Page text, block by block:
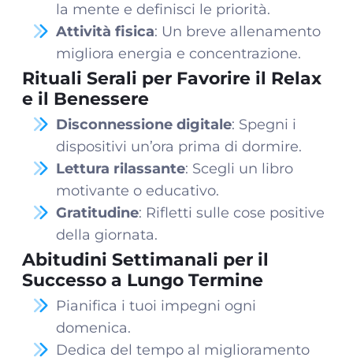
la mente e definisci le priorità.
Attività fisica: Un breve allenamento
migliora energia e concentrazione.
Rituali Serali per Favorire il Relax
e il Benessere
Disconnessione digitale: Spegni i
dispositivi un’ora prima di dormire.
Lettura rilassante: Scegli un libro
motivante o educativo.
Gratitudine: Rifletti sulle cose positive
della giornata.
Abitudini Settimanali per il
Successo a Lungo Termine
Pianifica i tuoi impegni ogni
domenica.
Dedica del tempo al miglioramento